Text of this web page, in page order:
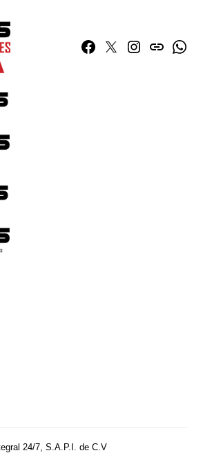
Facebook
TwitterInstagram
issuu
24/7, S.A.P.I. de C.V